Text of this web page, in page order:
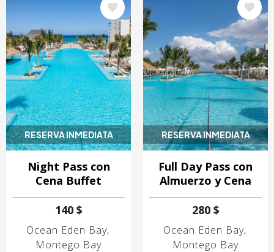
RESERVA INMEDIATA
Image
Night Pass con
Cena Buffet
140 $
Ocean Eden Bay
Montego Bay
RESERVA INMEDIATA
Image
Full Day Pass con
Almuerzo y Cena
280 $
Ocean Eden Bay
Montego Bay